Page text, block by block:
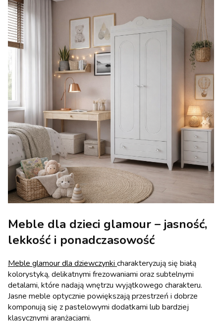
Meble dla dzieci glamour – jasność,
lekkość i ponadczasowość
Meble glamour dla dziewczynki charakteryzują się białą
kolorystyką, delikatnymi frezowaniami oraz subtelnymi
detalami, które nadają wnętrzu wyjątkowego charakteru.
Jasne meble optycznie powiększają przestrzeń i dobrze
komponują się z pastelowymi dodatkami lub bardziej
klasycznymi aranżacjami.